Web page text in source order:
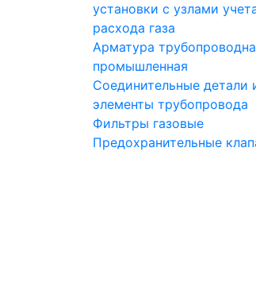
установки с узлами
расхода газа
Арматура
промышленная
Соединительные детали
элементы трубопровода
Фильтры газовые
Предохранительные